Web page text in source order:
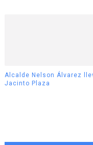
Alcalde Nelson Álvarez
Jacinto Plaza